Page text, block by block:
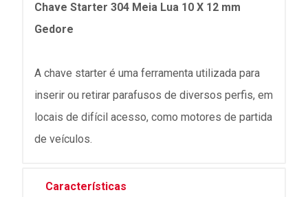
Chave Starter 304 Meia Lua 10 X 12 mm
Gedore
A chave starter é uma ferramenta utilizada para
inserir ou retirar parafusos de diversos perfis, em
locais de difícil acesso, como motores de partida
de veículos.
Características